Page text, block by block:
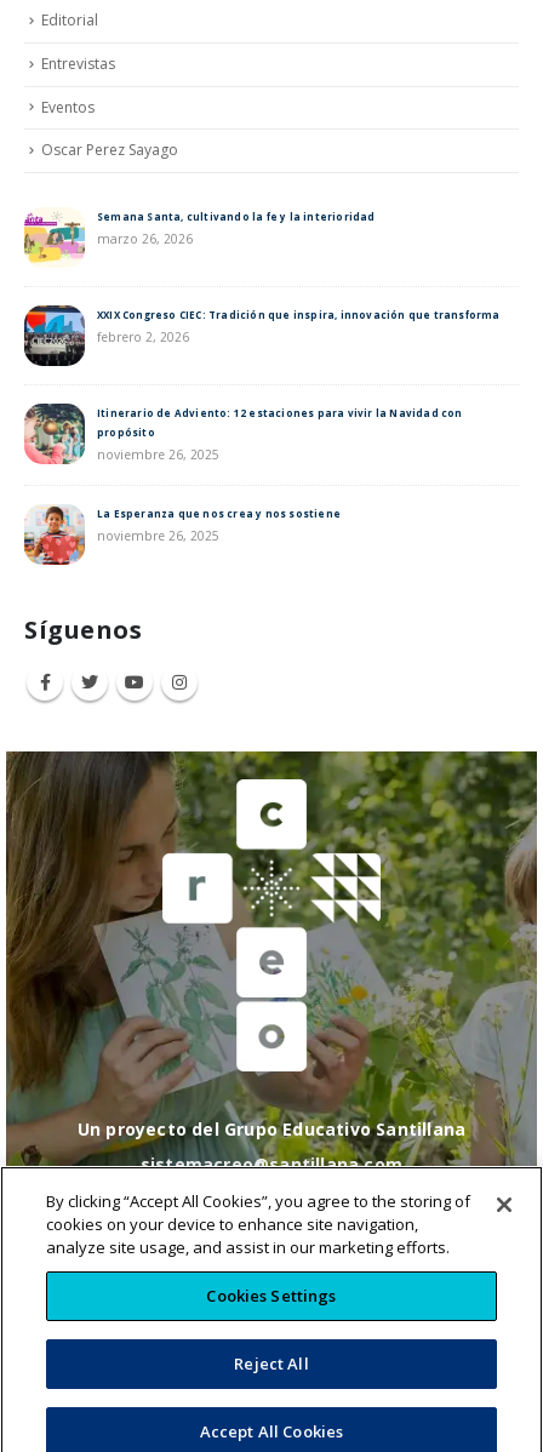
Editorial
Entrevistas
Eventos
Oscar Perez Sayago
Semana Santa, cultivando la fe y la interioridad
marzo 26, 2026
XXIX Congreso CIEC: Tradición que inspira, innovación que transforma
febrero 2, 2026
Itinerario de Adviento: 12 estaciones para vivir la Navidad con
propósito
noviembre 26, 2025
La Esperanza que nos crea y nos sostiene
noviembre 26, 2025
Síguenos
Un proyecto del Grupo Educativo Santillana
sistemacreo@santillana.com
Política de cookies|Configuración de cookies
Política de Privacidad|Condiciones de uso
de RRSS
© 2023 CREO. All rights reserved.
By clicking “Accept All Cookies”, you agree to the storing of
cookies on your device to enhance site navigation,
analyze site usage, and assist in our marketing efforts.
Cookies Settings
Reject All
Accept All Cookies